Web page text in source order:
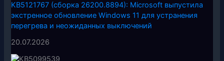
KB5121767 (сборка 26200.8894): Microsoft выпустила
экстренное обновление Windows 11 для устранения
перегрева и неожиданных выключений
20.07.2026